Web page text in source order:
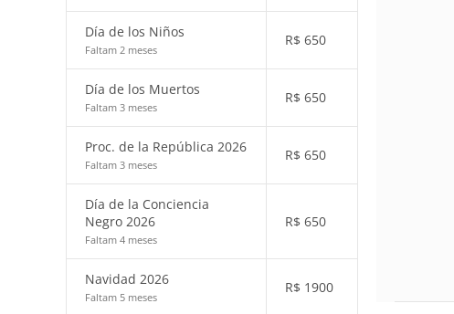
Día de los Niños
Faltam 2 meses
R$ 650
Día de los Muertos
Faltam 3 meses
R$ 650
Proc. de la República 2026
Faltam 3 meses
R$ 650
Día de la Conciencia
Negro 2026
Faltam 4 meses
R$ 650
Navidad 2026
Faltam 5 meses
R$ 1900